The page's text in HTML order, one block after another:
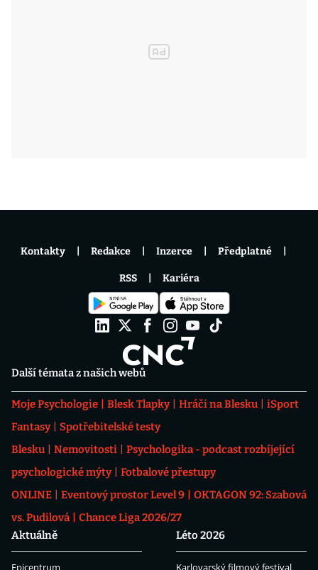
Další témata z našich webů
Moje Psychologie Blesk Tlapky Hráči na Blesku
iSport
Fantasy
Spotřebitelské testy
Blesku
Nemovitosti
Psychologika - podcast rozbíjející
psychologické mýty
Fotbalové přestupy
ONLINE
Eventový prostor Level 9
OKTAGON 92: Szabová
vs. Pudilová
Chance Liga 2026/27
Aktuálně
Epicentrum
Léto 2026
Karlovarský filmový festival
Kontakty Redakce Inzerce Předplatné
RSS Kariéra